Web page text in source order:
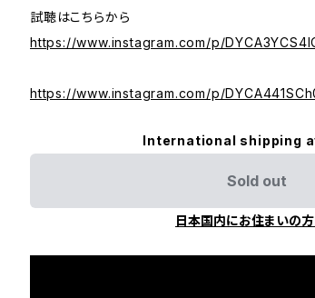
試聴はこちらから
https://www.instagram.com/p/
https://www.instagram.com/p/
International shipping
Sold out
日本国内にお住まいの